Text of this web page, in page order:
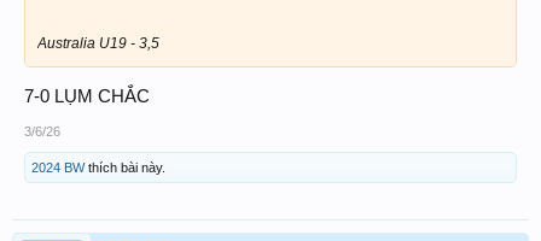
Australia U19 - 3,5
7-0 LỤM CHẮC
3/6/26
2024 BWthích bài này.